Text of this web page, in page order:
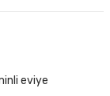
eviye